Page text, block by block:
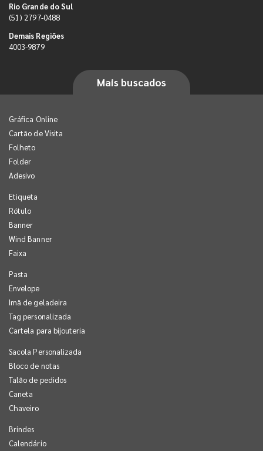
Rio Grande do Sul
(51) 2797-0488
Demais Regiões
4003-9879
Mais buscados
Gráfica Online
Cartão de Visita
Folheto
Folder
Adesivo
Etiqueta
Rótulo
Banner
Wind Banner
Faixa
Pasta
Envelope
Imã de geladeira
Tag personalizada
Cartela para bijouteria
Sacola Personalizada
Bloco de notas
Talão de pedidos
Caneta
Chaveiro
Brindes
Calendário